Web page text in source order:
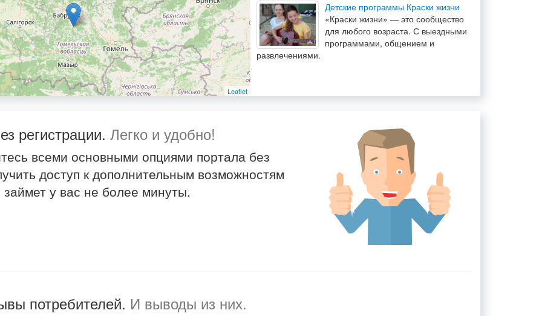
Leaflet
Детские программы Краски жизни
«Краски жизни» — это сообщество
для любого возраста. С выездными
программами, общением и
развлечениями.
регистрации. Легко и удобно!
всеми основными опциями портала без
доступ к дополнительным возможностям
у вас не более минуты.
потребителей. И выводы из них.